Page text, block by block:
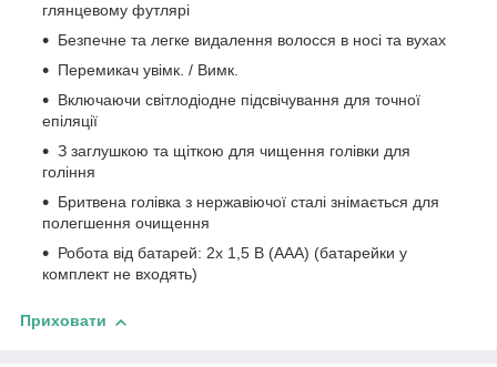
глянцевому футлярі
Безпечне та легке видалення волосся в носі та вухах
Перемикач увімк. / Вимк.
Включаючи світлодіодне підсвічування для точної
епіляції
З заглушкою та щіткою для чищення голівки для
гоління
Бритвена голівка з нержавіючої сталі знімається для
полегшення очищення
Робота від батарей: 2x 1,5 В (AAA) (батарейки у
комплект не входять)
Приховати